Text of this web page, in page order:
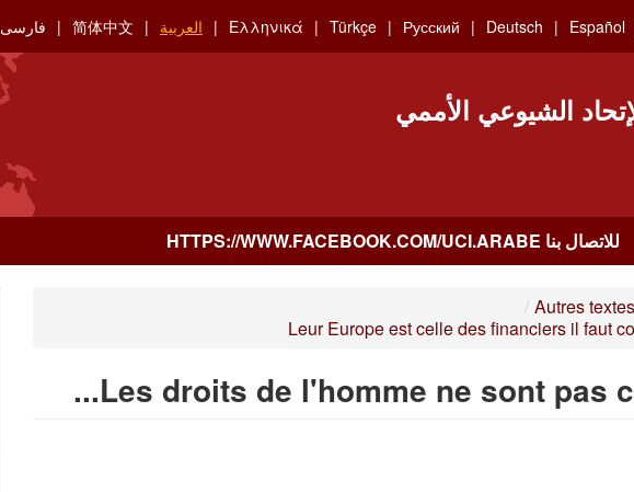
Español
Deutsch
Русский
Türkçe
Ελληνικά العربية 简体中文 فارسی
الشيوعي الأممي
للاتصال بنا HTTPS://WWW.FACEBOOK.COM/UCI.ARABE
Autres
/
Leur Europe est celle des financiers il faut
Les droits de l'homme ne sont pas